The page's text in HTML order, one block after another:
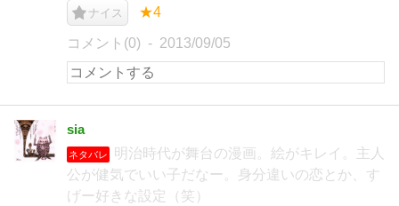
ナイス ★4
コメント(0) 2013/09/05
sia
ネタバレ
明治時代が舞台の漫画。絵がキレイ。主人
公が健気でいい子だなー。身分違いの恋とか、す
げー好きな設定（笑）